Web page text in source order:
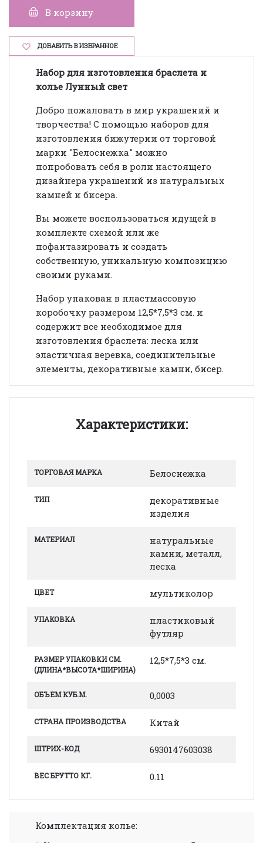
В корзину
ДОБАВИТЬ В ИЗБРАННОЕ
Набор для изготовления браслета и
колье Лунный свет
Добро пожаловать в мир украшений и
творчества! С помощью наборов для
изготовления бижутерии от торговой
марки "Белоснежка" можно
попробовать себя в роли настоящего
дизайнера украшений из натуральных
камней и бисера.
Вы можете воспользоваться идущей в
комплекте схемой или же
пофантазировать и создать
собственную, уникальную композицию
своими руками.
Набор упакован в пластмассовую
коробочку размером 12,5*7,5*3 см. и
содержит все необходимое для
изготовления браслета: леска или
эластичная веревка, соединительные
элементы, декоративные камни, бисер.
Характеристики:
ТОРГОВАЯ МАРКА Белоснежка
ТИП
декоративные
изделия
МАТЕРИАЛ
натуральные
камни, металл,
леска
ЦВЕТ мультиколор
УПАКОВКА
пластиковый
футляр
РАЗМЕР УПАКОВКИ СМ.
(ДЛИНА*ВЫСОТА*ШИРИНА)
12,5*7,5*3 см.
ОБЪЕМ КУБ.М. 0,0003
СТРАНА ПРОИЗВОДСТВА Китай
ШТРИХ-КОД 6930147603038
ВЕС БРУТТО КГ. 0.11
Комплектация колье: